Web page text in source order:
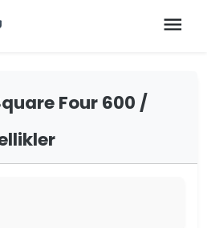
menu
Four 600 /